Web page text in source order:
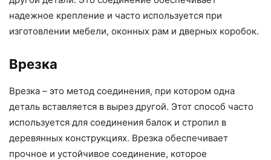
надежное крепление и часто используется при
изготовлении мебели, оконных рам и дверных коробок.
Врезка
Врезка – это метод соединения, при котором одна
деталь вставляется в вырез другой. Этот способ часто
используется для соединения балок и стропил в
деревянных конструкциях. Врезка обеспечивает
прочное и устойчивое соединение, которое